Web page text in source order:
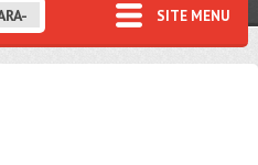
SITE MENU